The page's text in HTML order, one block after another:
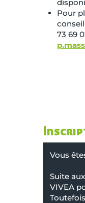
Pour
73 69
Vous
Suite
VIVEA